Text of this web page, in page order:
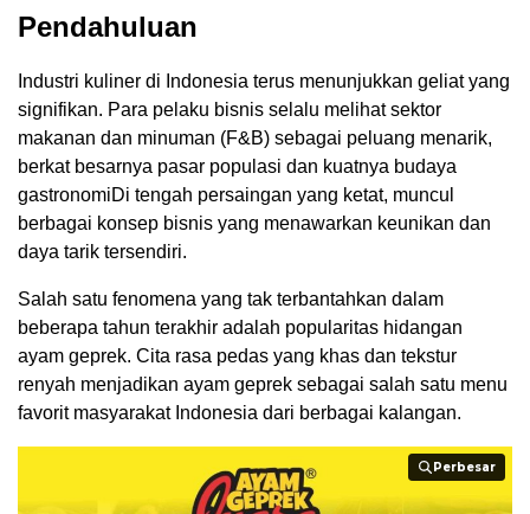
Pendahuluan
Industri kuliner di Indonesia terus menunjukkan geliat yang
signifikan. Para pelaku bisnis selalu melihat sektor
makanan dan minuman (F&B) sebagai peluang menarik,
berkat besarnya pasar populasi dan kuatnya budaya
gastronomiDi tengah persaingan yang ketat, muncul
berbagai konsep bisnis yang menawarkan keunikan dan
daya tarik tersendiri.
Salah satu fenomena yang tak terbantahkan dalam
beberapa tahun terakhir adalah popularitas hidangan
ayam geprek. Cita rasa pedas yang khas dan tekstur
renyah menjadikan ayam geprek sebagai salah satu menu
favorit masyarakat Indonesia dari berbagai kalangan.
Perbesar
Perbesar